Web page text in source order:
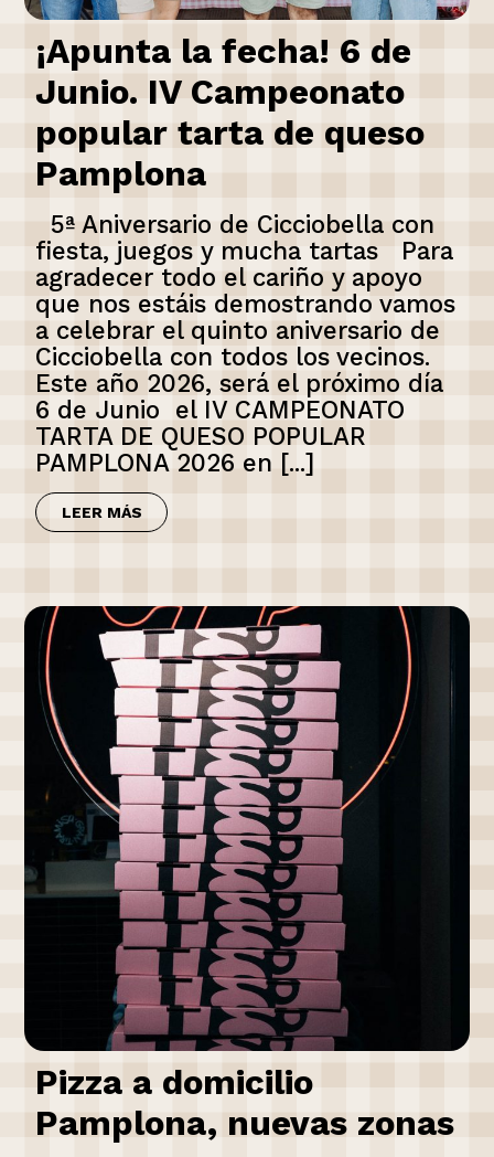
¡Apunta la fecha! 6 de
Junio. IV Campeonato
popular tarta de queso
Pamplona
5ª Aniversario de Cicciobella con
fiesta, juegos y mucha tartas Para
agradecer todo el cariño y apoyo
que nos estáis demostrando vamos
a celebrar el quinto aniversario de
Cicciobella con todos los vecinos.
Este año 2026, será el próximo día
6 de Junio el IV CAMPEONATO
TARTA DE QUESO POPULAR
PAMPLONA 2026 en [...]
LEER MÁS
Pizza a domicilio
Pamplona, nuevas zonas